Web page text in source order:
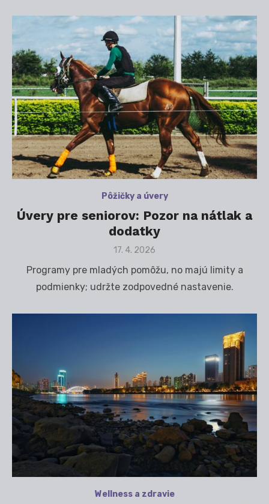
Pôžičky a úvery
Úvery pre seniorov: Pozor na nátlak a
dodatky
Posted
17. 4. 2026
Programy pre mladých pomôžu, no majú limity a
podmienky; udržte zodpovedné nastavenie.
Wellness a zdravie